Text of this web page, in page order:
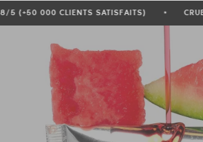
★ NOTÉ 4.8/5 (+50 000 CLIENTS